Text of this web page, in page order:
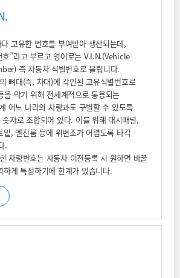
고유한 번호를 부여받아 생산되는데,
호”라고 부르고 영어로는 V.I.N.(Vehicle
즉 자동차 식별번호로 불립니다.
뼈대(즉, 차대)에 각인된 고유식별번호로
을 막기 위해 전세계적으로 통용되는
어느 나라의 차량과도 구별할 수 있도록
자로 조합되어 있다. 이를 위해 대시패널,
밑, 엔진룸 등에 위변조가 어렵도록 타각
.
차량번호는 자동차 이전등록 시 원하면 바꿀
하게 특정하기에 한계가 있습니다.